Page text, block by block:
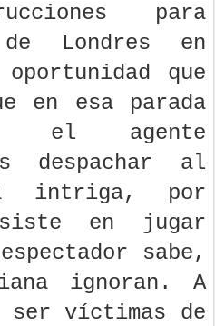
para
Londres en
que
en esa parada
el agente
despachar al
intriga, por
en jugar
sabe,
ignoran. A
ser víctimas de